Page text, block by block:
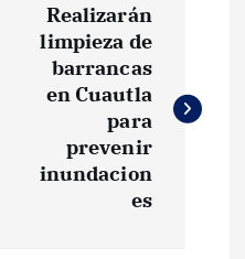
Realizarán
limpieza de
barrancas
en Cuautla
para
prevenir
inundacion
es